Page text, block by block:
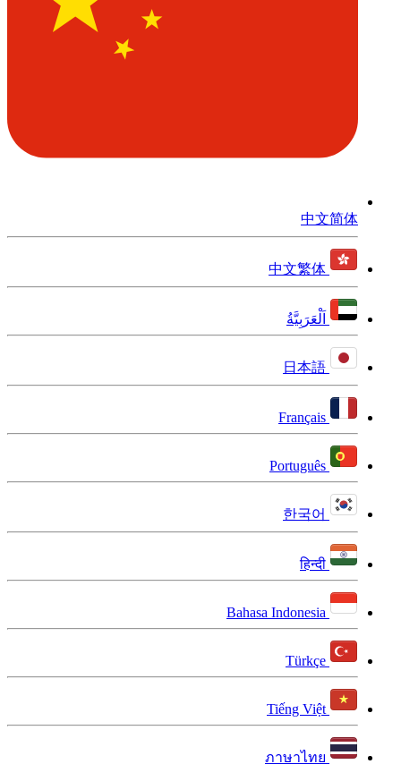
中文简体
中文繁体
اَلْعَرَبِيَّةُ
日本語
Français
Português
한국어
हिन्दी
Bahasa Indonesia
Türkçe
Tiếng Việt
ภาษาไทย